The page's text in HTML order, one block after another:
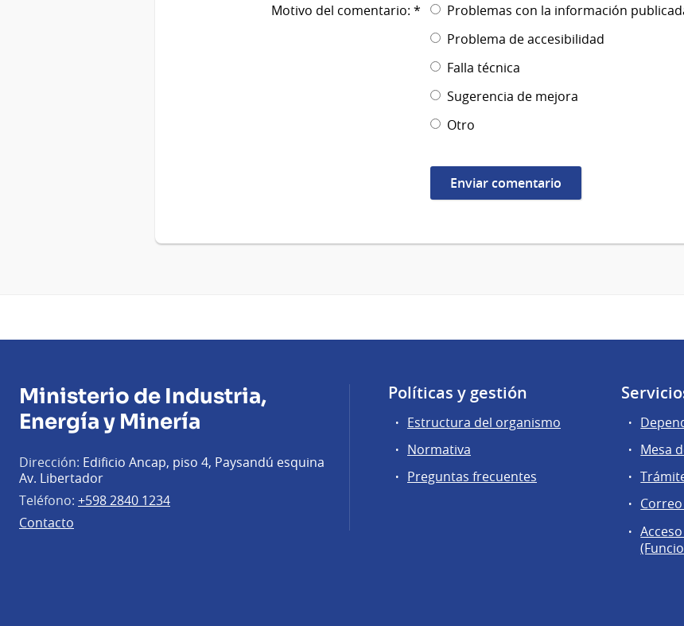
Motivo del comentario: *
Problemas con la información
Problema de accesibilidad
Falla técnica
Sugerencia de mejora
Otro
Ministerio de Industria,
Energía y Minería
Dirección: Edificio Ancap, piso 4, Paysandú esquina
Av. Libertador
Teléfono: +598 2840 1234
Contacto
Políticas y gestión
Estructura del organismo
Normativa
Preguntas frecuentes
Mesa